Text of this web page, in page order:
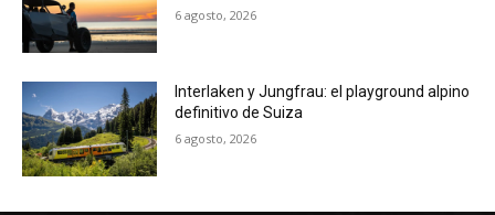
6 agosto, 2026
Interlaken y Jungfrau: el playground alpino
definitivo de Suiza
6 agosto, 2026